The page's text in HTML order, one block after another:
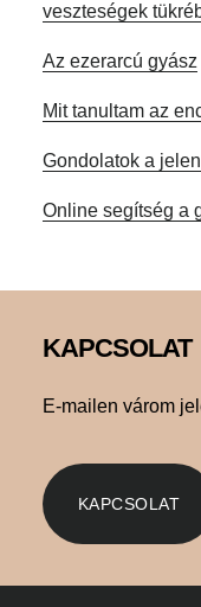
veszteségek
Az ezerarcú gyász
Mit tanultam az
Gondolatok a
Online segítség a
KAPCSOLAT
E-mailen várom
KAPCSOLAT